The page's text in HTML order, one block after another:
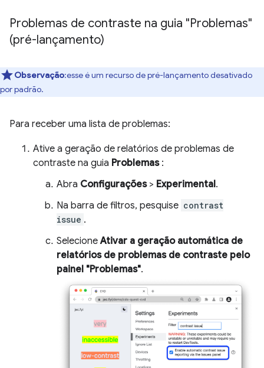
Problemas de contraste na guia "Problemas"
(pré-lançamento)
Observação:esse é um recurso de pré-lançamento desativado
por padrão.
Para receber uma lista de problemas:
Ative a geração de relatórios de problemas de
contraste na guia Problemas:
Abra Configurações> Experimental.
Na barra de filtros, pesquise contrast
issue .
SelecioneAtivar a geração automática de
relatórios de problemas de contraste pelo
painel "Problemas".